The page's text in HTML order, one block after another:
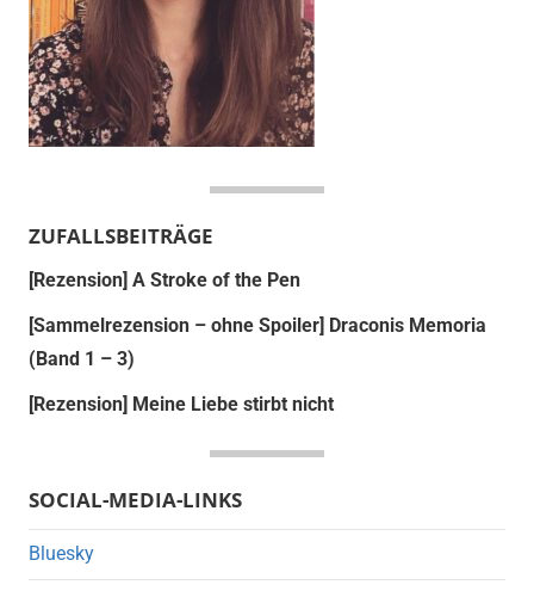
ZUFALLSBEITRÄGE
[Rezension] A Stroke of the Pen
[Sammelrezension – ohne Spoiler] Draconis Memoria
(Band 1 – 3)
[Rezension] Meine Liebe stirbt nicht
SOCIAL-MEDIA-LINKS
Bluesky